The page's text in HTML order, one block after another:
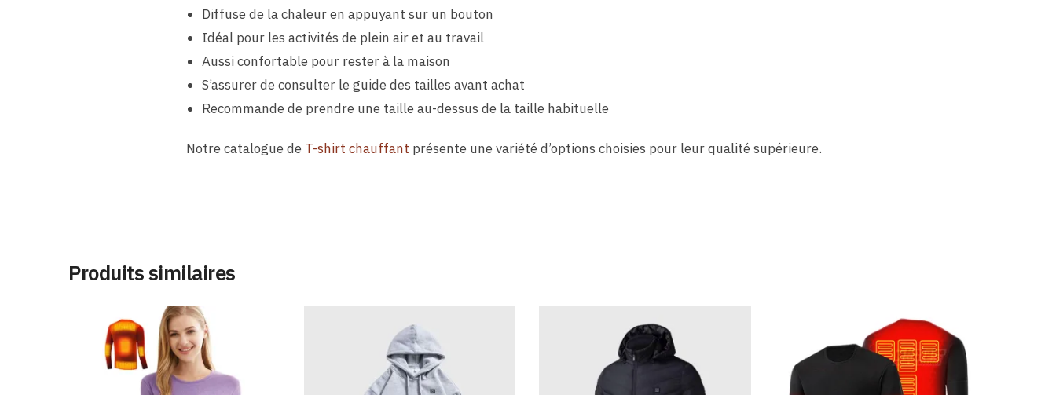
Diffuse de la chaleur en appuyant sur un bouton
Idéal pour les activités de plein air et au travail
Aussi confortable pour rester à la maison
S’assurer de consulter le guide des tailles avant achat
Recommande de prendre une taille au-dessus de la taille habituelle
Notre catalogue de T-shirt chauffant présente une variété d’options choisies pour leur qualité supérieure.
Produits similaires